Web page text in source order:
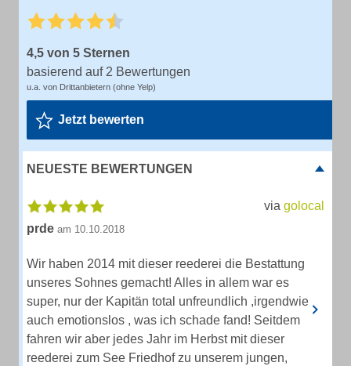
4,5 von 5 Sternen
basierend auf 2 Bewertungen
u.a. von Drittanbietern (ohne Yelp)
Jetzt bewerten
NEUESTE BEWERTUNGEN
via golocal
prde am 10.10.2018
Wir haben 2014 mit dieser reederei die Bestattung
unseres Sohnes gemacht! Alles in allem war es
super, nur der Kapitän total unfreundlich ,irgendwie
auch emotionslos , was ich schade fand! Seitdem
fahren wir aber jedes Jahr im Herbst mit dieser
reederei zum See Friedhof zu unserem jungen,